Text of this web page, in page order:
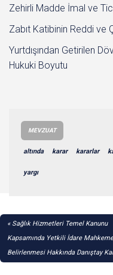
Zehirli Madde İmal ve
Zabıt Katibinin Reddi ve
Yurtdışından Getirilen
Hukuki Boyutu
MEVZUAT
altında karar kararlar
yargı
YAZI
GEZINMESI
Sağlık Hizmetleri Temel Kanunu
Kapsamında Yetkili İdare
Belirlenmesi Hakkında Danıştay